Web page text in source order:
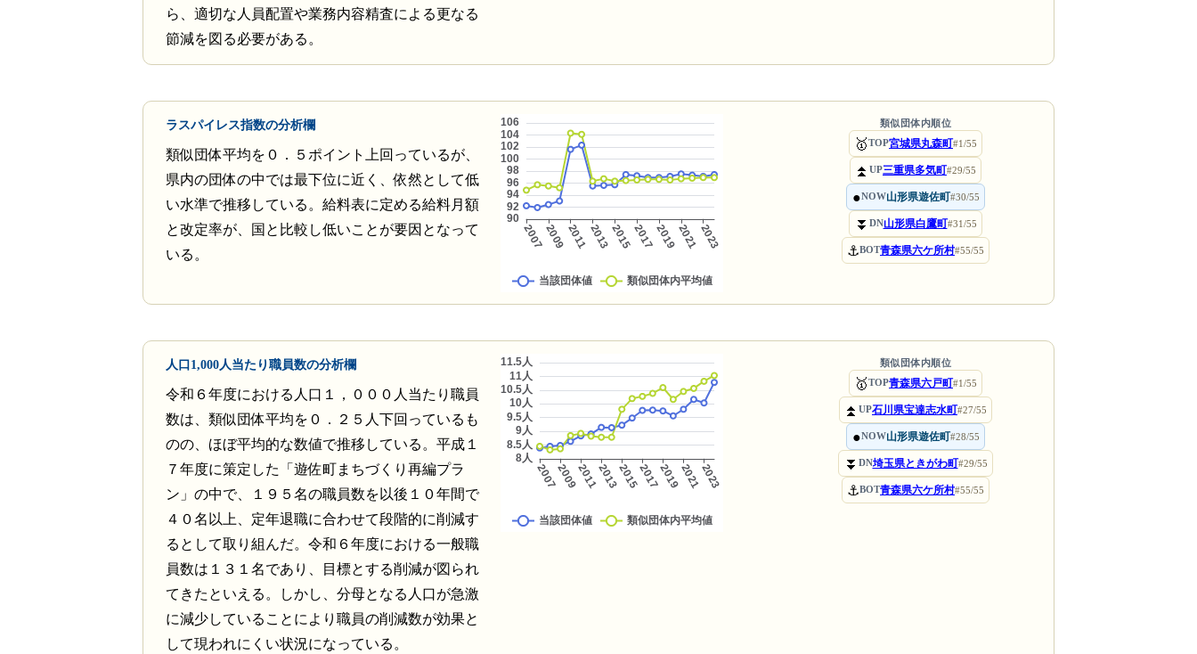
ら、適切な人員配置や業務内容精査による更なる
節減を図る必要がある。
ラスパイレス指数の分析欄
類似団体平均を０．５ポイント上回っているが、
県内の団体の中では最下位に近く、依然として低
い水準で推移している。給料表に定める給料月額
と改定率が、国と比較し低いことが要因となって
いる。
類似団体内順位
🥇TOP宮城県丸森町#1/55
⏫ UP三重県多気町#29/55
●NOW山形県遊佐町#30/55
⏬ DN山形県白鷹町#31/55
⚓BOT青森県六ケ所村#55/55
人口1,000人当たり職員数の分析欄
令和６年度における人口１，０００人当たり職員
数は、類似団体平均を０．２５人下回っているも
のの、ほぼ平均的な数値で推移している。平成１
７年度に策定した「遊佐町まちづくり再編プラ
ン」の中で、１９５名の職員数を以後１０年間で
４０名以上、定年退職に合わせて段階的に削減す
るとして取り組んだ。令和６年度における一般職
員数は１３１名であり、目標とする削減が図られ
てきたといえる。しかし、分母となる人口が急激
に減少していることにより職員の削減数が効果と
して現われにくい状況になっている。
類似団体内順位
🥇TOP青森県六戸町#1/55
⏫ UP石川県宝達志水町#27/55
●NOW山形県遊佐町#28/55
⏬ DN埼玉県ときがわ町#29/55
⚓BOT青森県六ケ所村#55/55